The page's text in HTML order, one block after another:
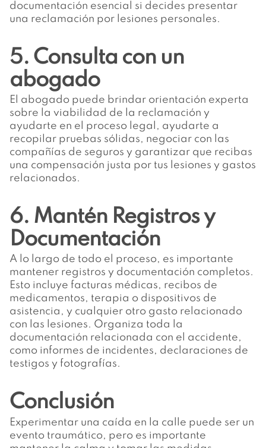
documentación esencial si decides presentar
una reclamación por lesiones personales.
5. Consulta con un
abogado
El abogado puede brindar orientación experta
sobre la viabilidad de la reclamación y
ayudarte en el proceso legal, ayudarte a
recopilar pruebas sólidas, negociar con las
compañías de seguros y garantizar que recibas
una compensación justa por tus lesiones y gastos
relacionados.
6. Mantén Registros y
Documentación
A lo largo de todo el proceso, es importante
mantener registros y documentación completos.
Esto incluye facturas médicas, recibos de
medicamentos, terapia o dispositivos de
asistencia, y cualquier otro gasto relacionado
con las lesiones. Organiza toda la
documentación relacionada con el accidente,
como informes de incidentes, declaraciones de
testigos y fotografías.
Conclusión
Experimentar una caída en la calle puede ser un
evento traumático, pero es importante